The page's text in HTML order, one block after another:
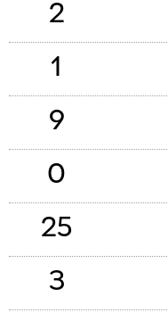
2
1
9
0
25
3